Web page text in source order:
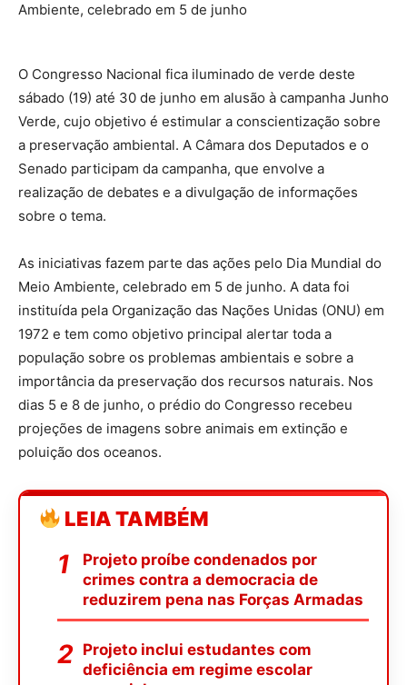
Ambiente, celebrado em 5 de junho
O Congresso Nacional fica iluminado de verde deste
sábado (19) até 30 de junho em alusão à campanha Junho
Verde, cujo objetivo é estimular a conscientização sobre
a preservação ambiental. A Câmara dos Deputados e o
Senado participam da campanha, que envolve a
realização de debates e a divulgação de informações
sobre o tema.
As iniciativas fazem parte das ações pelo Dia Mundial do
Meio Ambiente, celebrado em 5 de junho. A data foi
instituída pela Organização das Nações Unidas (ONU) em
1972 e tem como objetivo principal alertar toda a
população sobre os problemas ambientais e sobre a
importância da preservação dos recursos naturais. Nos
dias 5 e 8 de junho, o prédio do Congresso recebeu
projeções de imagens sobre animais em extinção e
poluição dos oceanos.
LEIA TAMBÉM
Projeto proíbe condenados por
crimes contra a democracia de
reduzirem pena nas Forças Armadas
Projeto inclui estudantes com
deficiência em regime escolar